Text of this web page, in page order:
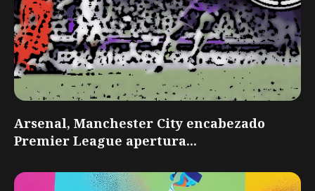
Arsenal, Manchester City encabezado
Premier League apertura...